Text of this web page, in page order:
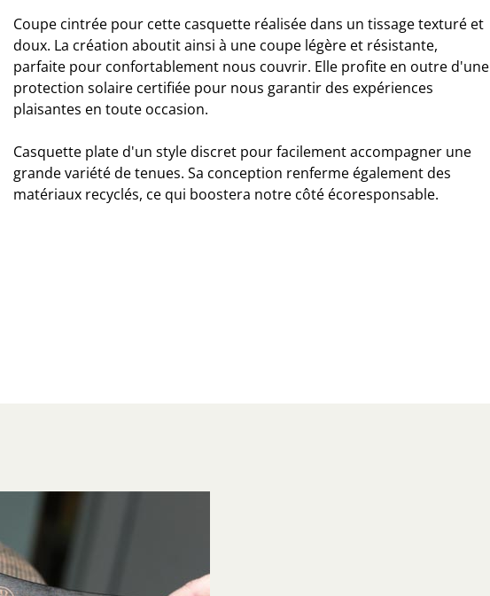
Coupe cintrée pour cette casquette réalisée dans un tissage texturé et
doux. La création aboutit ainsi à une coupe légère et résistante,
parfaite pour confortablement nous couvrir. Elle profite en outre d'une
protection solaire certifiée pour nous garantir des expériences
plaisantes en toute occasion.
Casquette plate d'un style discret pour facilement accompagner une
grande variété de tenues. Sa conception renferme également des
matériaux recyclés, ce qui boostera notre côté écoresponsable.